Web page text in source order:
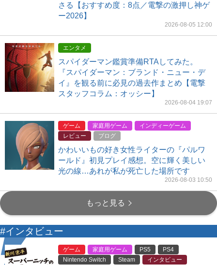
さる【おすすめ度：8点／電撃の激押し神ゲ
ー2026】
2026-08-05 12:00
エンタメ
スパイダーマン鑑賞準備RTAしてみた。
『スパイダーマン：ブランド・ニュー・デ
イ』を観る前に必見の過去作まとめ【電撃
スタッフコラム：オッシー】
2026-08-04 19:07
ゲーム 家庭用ゲーム
インディーゲーム
レビュー
ブログ
かわいいもの好き女性ライターの『パルワ
ールド』初見プレイ感想。空に輝く美しい
光の線…あれが私が死亡した場所です
2026-08-03 10:50
もっと見る
#インタビュー
ゲーム 家庭用ゲーム PS5
PS4
Nintendo Switch
Steam インタビュー